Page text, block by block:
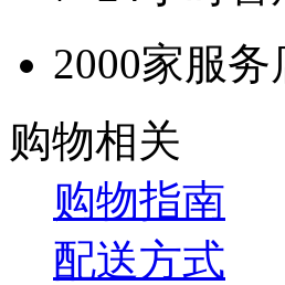
2000家服
购物相关
购物指南
配送方式